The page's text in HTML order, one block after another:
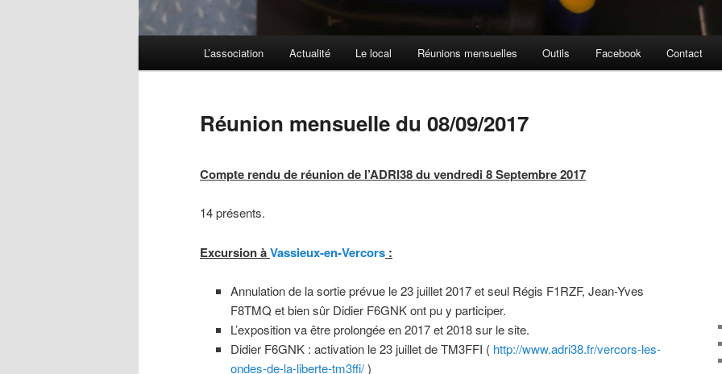
L’association Actualité Le local Réunions mensuelles Outils Facebook Contact
Réunion mensuelle du 08/09/2017
Compte rendu de réunion de l’ADRI38 du vendredi 8 Septembre 2017
14 présents.
Excursion àVassieux-en-Vercors :
Annulation de la sortie prévue le 23 juillet 2017 et seul Régis F1RZF, Jean-Yves
F8TMQ et bien sûr Didier F6GNK ont pu y participer.
L’exposition va être prolongée en 2017 et 2018 sur le site.
Didier F6GNK : activation le 23 juillet de TM3FFI ( http://www.adri38.fr/vercors-les-
ondes-de-la-liberte-tm3ffi/)